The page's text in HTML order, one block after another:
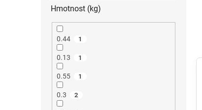
Hmotnost (kg)
0.44 1
0.13 1
0.55 1
0.3 2